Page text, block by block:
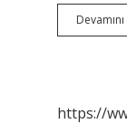
https://